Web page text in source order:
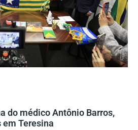
do médico Antônio Barros,
em Teresina